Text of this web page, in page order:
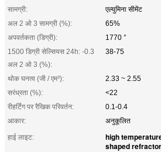
सामग्री:
एल्युमिना सीमेंट
अल 2 ओ 3 सामग्री (%):
65%
अपवर्तकता (डिग्री):
1770 °
1500 डिग्री सेल्सियस 24h: -0.3
अल 2 ओ 3 (%):
38-75
थोक घनत्व (जी / एम³):
2.33 ~ 2.55
सरंध्रता (%):
<22
रीहर्टिंग पर रैखिक परिवर्तन:
0.1-0.4
आकार:
अनुकूलित
हाई लाइट:
high
shaped